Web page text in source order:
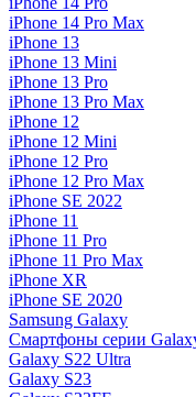
iPhone 14 Pro Max
iPhone 13
iPhone 13 Mini
iPhone 13 Pro
iPhone 13 Pro Max
iPhone 12
iPhone 12 Mini
iPhone 12 Pro
iPhone 12 Pro Max
iPhone SE 2022
iPhone 11
iPhone 11 Pro
iPhone 11 Pro Max
iPhone XR
iPhone SE 2020
Samsung Galaxy
Смартфоны серии
Galaxy S22 Ultra
Galaxy S23